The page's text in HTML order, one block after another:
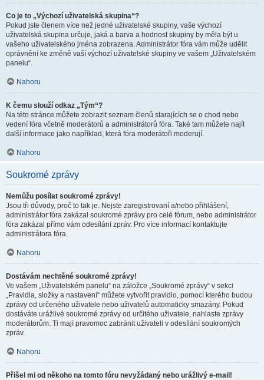
Co je to „Výchozí uživatelská skupina“?
Pokud jste členem více než jedné uživatelské skupiny, vaše výchozí
uživatelská skupina určuje, jaká a barva a hodnost skupiny by měla být u
vašeho uživatelského jména zobrazena. Administrátor fóra vám může udělit
oprávnění ke změně vaší výchozí uživatelské skupiny ve vašem „Uživatelském
panelu“.
Nahoru
K čemu slouží odkaz „Tým“?
Na této stránce můžete zobrazit seznam členů starajících se o chod nebo
vedení fóra včetně moderátorů a administrátorů fóra. Také tam můžete najít
další informace jako například, která fóra moderátoři moderují.
Nahoru
Soukromé zprávy
Nemůžu posílat soukromé zprávy!
Jsou tři důvody, proč to tak je. Nejste zaregistrovaní a/nebo přihlášení,
administrátor fóra zakázal soukromé zprávy pro celé fórum, nebo administrátor
fóra zakázal přímo vám odesílání zpráv. Pro více informací kontaktujte
administrátora fóra.
Nahoru
Dostávám nechtěné soukromé zprávy!
Ve vašem „Uživatelském panelu“ na záložce „Soukromé zprávy“ v sekci
„Pravidla, složky a nastavení“ můžete vytvořit pravidlo, pomocí kterého budou
zprávy od určeného uživatele nebo uživatelů automaticky smazány. Pokud
dostáváte urážlivé soukromé zprávy od určitého uživatele, nahlaste zprávy
moderátorům. Ti mají pravomoc zabránit uživateli v odesílání soukromých
zpráv.
Nahoru
Přišel mi od někoho na tomto fóru nevyžádaný nebo urážlivý e-mail!